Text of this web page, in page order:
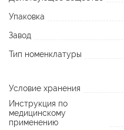
Упаковка
Завод
Тип номенклатуры
Условие хранения
Инструкция по
медицинскому
применению